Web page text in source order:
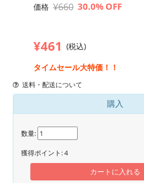
価格 ¥660 30.0% OFF
¥461 (税込)
タイムセール大特価！！
送料・配送について
購入
数量:
獲得ポイント:4
カートに入れる